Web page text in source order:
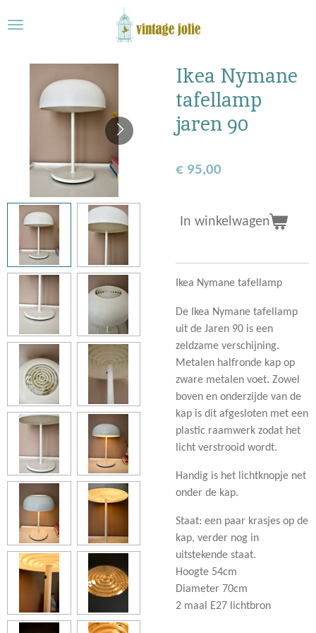
direct
hoofdinhoud
Ikea Nymane
tafellamp
jaren 90
€ 95,00
In winkelwagen
Ikea Nymane tafellamp
De Ikea Nymane tafellamp
uit de Jaren 90 is een
zeldzame verschijning.
Metalen halfronde kap op
zware metalen voet. Zowel
boven en onderzijde van de
kap is dit afgesloten met een
plastic raamwerk zodat het
licht verstrooid wordt.
Handig is het lichtknopje net
onder de kap.
Staat: een paar krasjes op de
kap, verder nog in
uitstekende staat.
Hoogte 54cm
Diameter 70cm
2 maal E27 lichtbron